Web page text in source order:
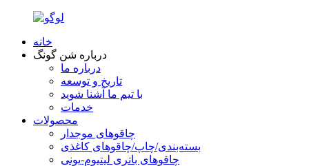
خانه
درباره شن گونگ
درباره ما
تاریخ و توسعه
با تیم ما آشنا شوید
خدمات
محصولات
چاقوهای موجدار
بسته‌بندی/چاپ/چاقوهای کاغذی
چاقوهای باتری لیتیوم-یونی